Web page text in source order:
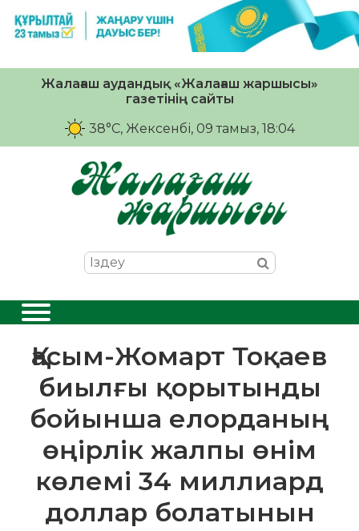
Жалағаш аудандық «Жалағаш жаршысы»
газетінің сайты
38°C, Жексенбі, 09 тамыз, 18:04
️Қасым-Жомарт Тоқаев
биылғы қорытынды
бойынша елорданың
өңірлік жалпы өнім
көлемі 34 миллиард
доллар болатынын